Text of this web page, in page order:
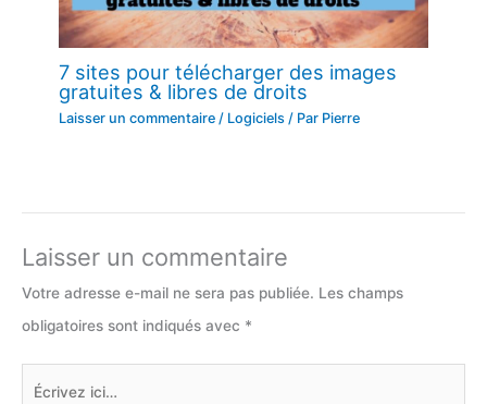
7 sites pour télécharger des images
gratuites & libres de droits
Laisser un commentaire / Logiciels / Par Pierre
Laisser un commentaire
Votre adresse e-mail ne sera pas publiée. Les champs
obligatoires sont indiqués avec *